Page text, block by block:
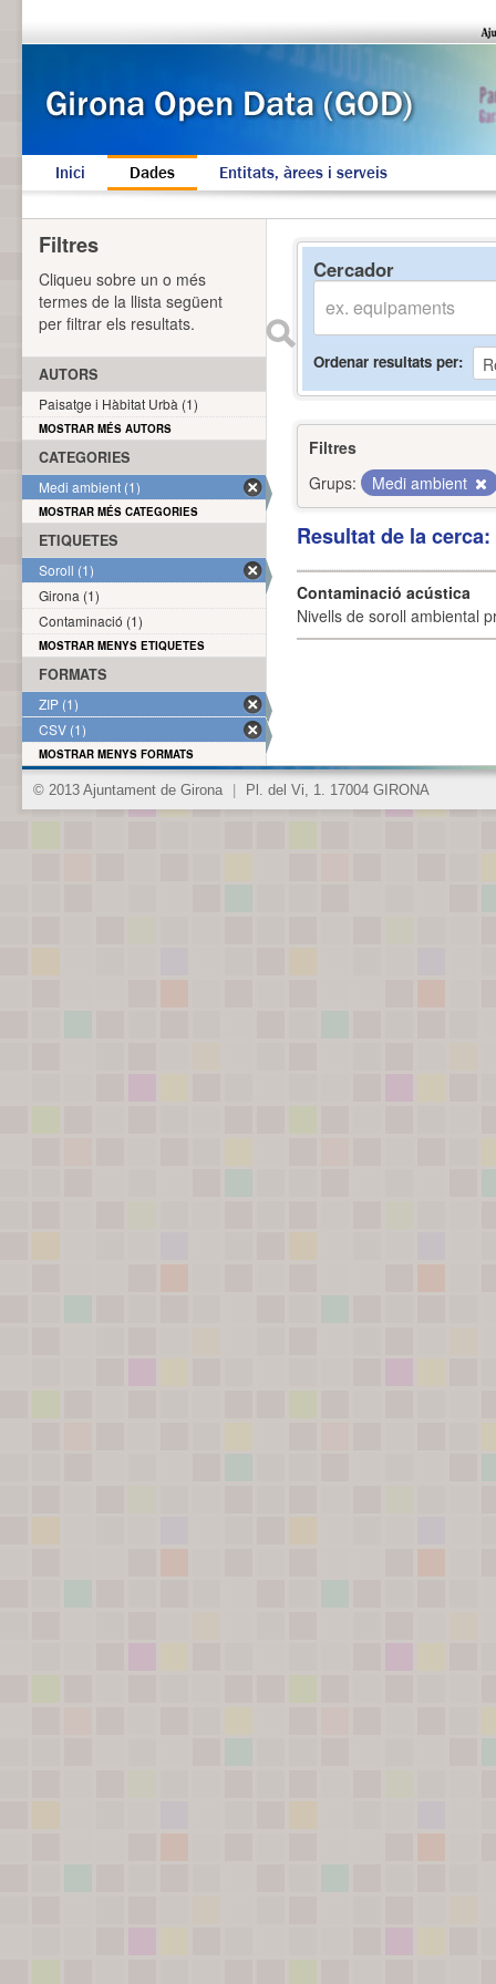
Inici Dades Entitats, àrees i serveis
Cercador
Ordenar resultats per
Filtres
Grups:
Medi ambient
Resultat de la
Contaminació acústica
Nivells de soroll ambiental
Filtres
Cliqueu sobre un o més
termes de la llista següent
per filtrar els resultats.
AUTORS
Paisatge i Hàbitat Urbà (1)
MOSTRAR MÉS AUTORS
CATEGORIES
Medi ambient (1)
MOSTRAR MÉS CATEGORIES
ETIQUETES
Soroll (1)
Girona (1)
Contaminació (1)
MOSTRAR MENYS ETIQUETES
FORMATS
ZIP (1)
CSV (1)
MOSTRAR MENYS FORMATS
© 2013 Ajuntament de Girona Pl. del Vi, 1. 17004 GIRONA